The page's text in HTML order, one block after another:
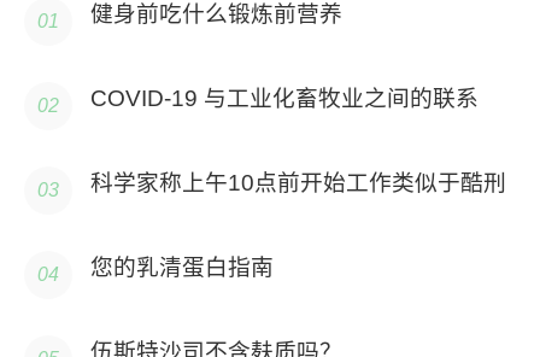
健身前吃什么锻炼前营养
COVID-19 与工业化畜牧业之间的联系
科学家称上午10点前开始工作类似于酷刑
您的乳清蛋白指南
伍斯特沙司不含麸质吗？